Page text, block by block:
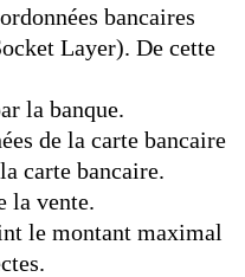
bancaires
Layer). De cette
la banque.
de la carte bancaire
carte bancaire.
la vente.
le montant maximal